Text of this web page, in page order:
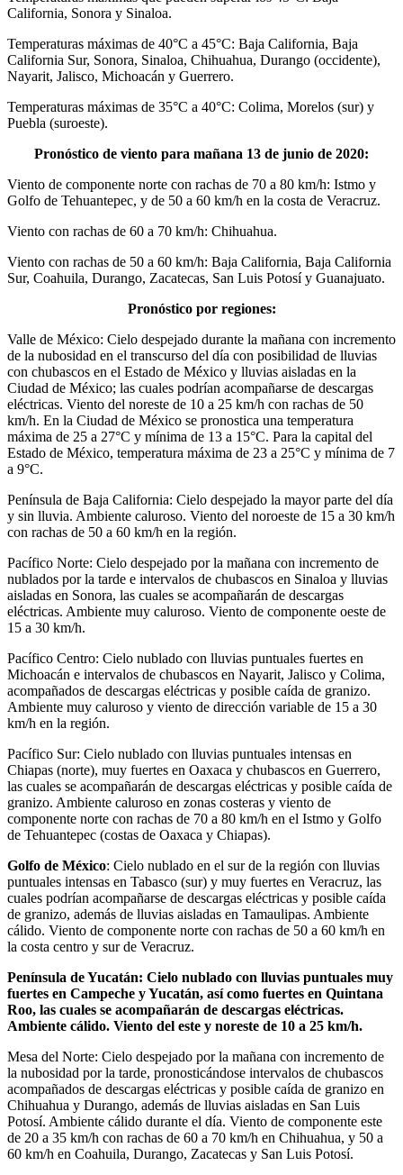
California, Sonora y Sinaloa.
Temperaturas máximas de 40°C a 45°C: Baja California, Baja
California Sur, Sonora, Sinaloa, Chihuahua, Durango (occidente),
Nayarit, Jalisco, Michoacán y Guerrero.
Temperaturas máximas de 35°C a 40°C: Colima, Morelos (sur) y
Puebla (suroeste).
Pronóstico de viento para mañana 13 de junio de 2020:
Viento de componente norte con rachas de 70 a 80 km/h: Istmo y
Golfo de Tehuantepec, y de 50 a 60 km/h en la costa de Veracruz.
Viento con rachas de 60 a 70 km/h: Chihuahua.
Viento con rachas de 50 a 60 km/h: Baja California, Baja California
Sur, Coahuila, Durango, Zacatecas, San Luis Potosí y Guanajuato.
Pronóstico por regiones:
Valle de México: Cielo despejado durante la mañana con incremento
de la nubosidad en el transcurso del día con posibilidad de lluvias
con chubascos en el Estado de México y lluvias aisladas en la
Ciudad de México; las cuales podrían acompañarse de descargas
eléctricas. Viento del noreste de 10 a 25 km/h con rachas de 50
km/h. En la Ciudad de México se pronostica una temperatura
máxima de 25 a 27°C y mínima de 13 a 15°C. Para la capital del
Estado de México, temperatura máxima de 23 a 25°C y mínima de 7
a 9°C.
Península de Baja California: Cielo despejado la mayor parte del día
y sin lluvia. Ambiente caluroso. Viento del noroeste de 15 a 30 km/h
con rachas de 50 a 60 km/h en la región.
Pacífico Norte: Cielo despejado por la mañana con incremento de
nublados por la tarde e intervalos de chubascos en Sinaloa y lluvias
aisladas en Sonora, las cuales se acompañarán de descargas
eléctricas. Ambiente muy caluroso. Viento de componente oeste de
15 a 30 km/h.
Pacífico Centro: Cielo nublado con lluvias puntuales fuertes en
Michoacán e intervalos de chubascos en Nayarit, Jalisco y Colima,
acompañados de descargas eléctricas y posible caída de granizo.
Ambiente muy caluroso y viento de dirección variable de 15 a 30
km/h en la región.
Pacífico Sur: Cielo nublado con lluvias puntuales intensas en
Chiapas (norte), muy fuertes en Oaxaca y chubascos en Guerrero,
las cuales se acompañarán de descargas eléctricas y posible caída de
granizo. Ambiente caluroso en zonas costeras y viento de
componente norte con rachas de 70 a 80 km/h en el Istmo y Golfo
de Tehuantepec (costas de Oaxaca y Chiapas).
Golfo de México: Cielo nublado en el sur de la región con lluvias
puntuales intensas en Tabasco (sur) y muy fuertes en Veracruz, las
cuales podrían acompañarse de descargas eléctricas y posible caída
de granizo, además de lluvias aisladas en Tamaulipas. Ambiente
cálido. Viento de componente norte con rachas de 50 a 60 km/h en
la costa centro y sur de Veracruz.
Península de Yucatán: Cielo nublado con lluvias puntuales muy
fuertes en Campeche y Yucatán, así como fuertes en Quintana
Roo, las cuales se acompañarán de descargas eléctricas.
Ambiente cálido. Viento del este y noreste de 10 a 25 km/h.
Mesa del Norte: Cielo despejado por la mañana con incremento de
la nubosidad por la tarde, pronosticándose intervalos de chubascos
acompañados de descargas eléctricas y posible caída de granizo en
Chihuahua y Durango, además de lluvias aisladas en San Luis
Potosí. Ambiente cálido durante el día. Viento de componente este
de 20 a 35 km/h con rachas de 60 a 70 km/h en Chihuahua, y 50 a
60 km/h en Coahuila, Durango, Zacatecas y San Luis Potosí.